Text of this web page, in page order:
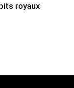
royaux